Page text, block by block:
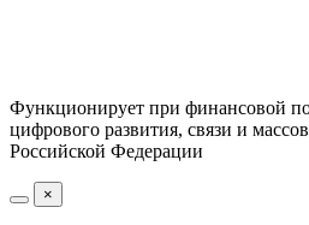
Функционирует при финансовой
цифрового развития, связи и
Российской Федерации
×